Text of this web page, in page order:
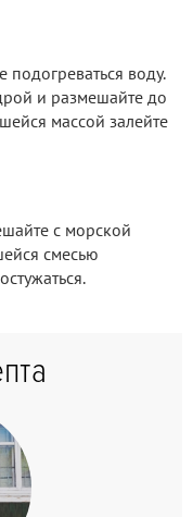
подогреваться воду.
и размешайте до
массой залейте
с морской
смесью